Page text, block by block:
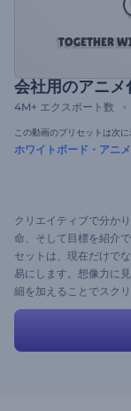
会社用のアニメ
4M+ エクスポート数
この動画のプリセットは次
ホワイトボード・アニ
クリエイティブで分か
命、そして目標を紹介
セットは、現在だけで
易にします。想像力に
細を加えることでスク
ましょう。